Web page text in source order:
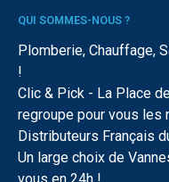
QUI SOMMES-NOUS ?
Plomberie, Chauffage,
!
Clic & Pick - La Place
regroupe pour vous les
Distributeurs Français
Un large choix de